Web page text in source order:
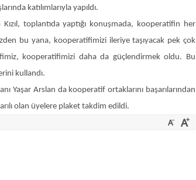
katılımlarıyla yapıldı.
toplantıda yaptığı konuşmada, kooperatifin her
bu yana, kooperatifimizi ileriye taşıyacak pek çok
kooperatifimizi daha da güçlendirmek oldu. Bu
kullandı.
Yaşar Arslan da kooperatif ortaklarını başarılarından
olan üyelere plaket takdim edildi.